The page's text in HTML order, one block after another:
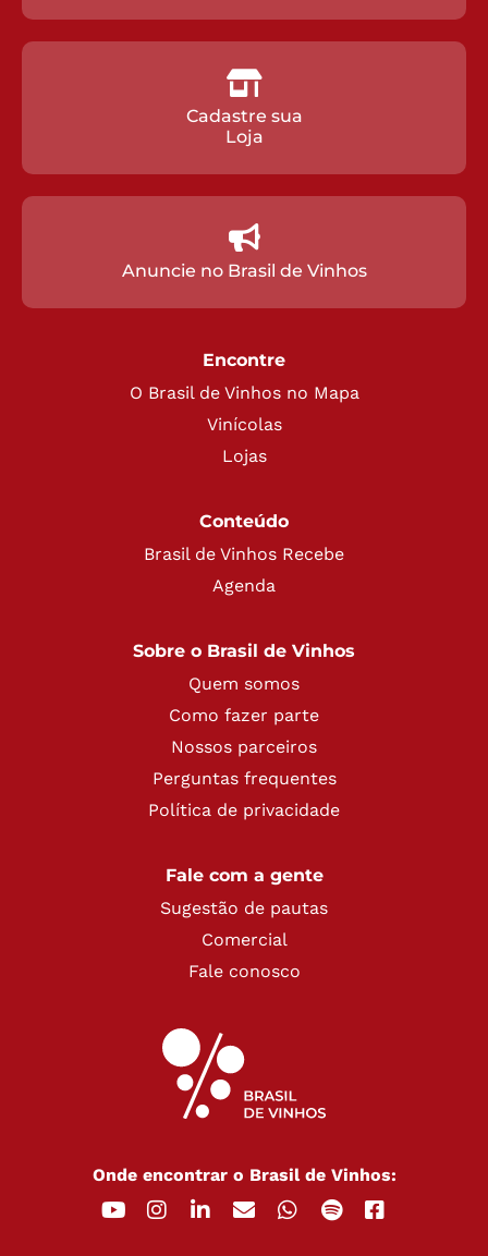
Cadastre sua
Loja
Anuncie no Brasil de Vinhos
Encontre
O Brasil de Vinhos no Mapa
Vinícolas
Lojas
Conteúdo
Brasil de Vinhos Recebe
Agenda
Sobre o Brasil de Vinhos
Quem somos
Como fazer parte
Nossos parceiros
Perguntas frequentes
Política de privacidade
Fale com a gente
Sugestão de pautas
Comercial
Fale conosco
Onde encontrar o Brasil de Vinhos: